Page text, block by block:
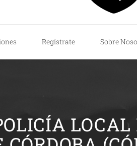
Regístrate Sobre
LOCAL